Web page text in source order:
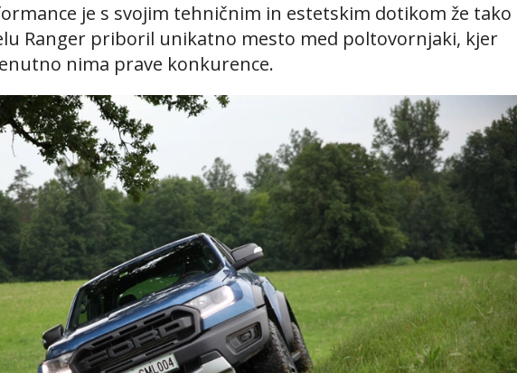
je s svojim tehničnim in estetskim dotikom že tako
Ranger priboril unikatno mesto med poltovornjaki, kjer
nima prave konkurence.